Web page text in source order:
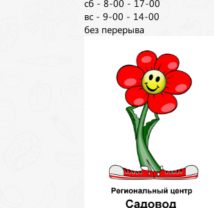
сб - 8-00 - 17-00
вс - 9-00 - 14-00
без перерыва